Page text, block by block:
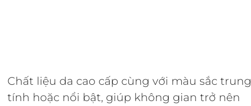
Chất liệu da cao cấp cùng với màu sắc trung
tính hoặc nổi bật, giúp không gian trở nên